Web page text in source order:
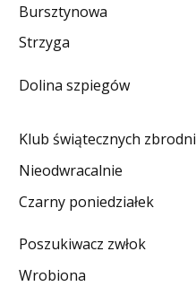
DO CZYTANIA
KONTAKT
Bursztynowa
Strzyga
Dolina szpiegów
Klub świątecznych zbrodni
Nieodwracalnie
Czarny poniedziałek
Poszukiwacz zwłok
Wrobiona